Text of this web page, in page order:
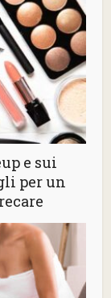
e sui
per un